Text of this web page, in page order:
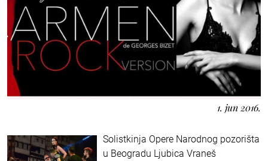
1. jun 2016.
Solistkinja Opere Narodnog pozorišta
u Beogradu Ljubica Vraneš